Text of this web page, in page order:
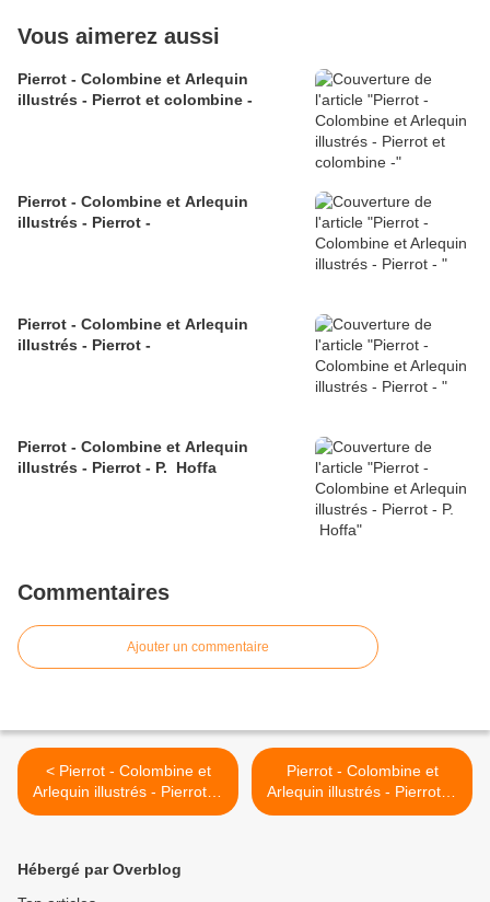
Vous aimerez aussi
Pierrot - Colombine et Arlequin
illustrés - Pierrot et colombine -
Pierrot - Colombine et Arlequin
illustrés - Pierrot -
Pierrot - Colombine et Arlequin
illustrés - Pierrot -
Pierrot - Colombine et Arlequin
illustrés - Pierrot - P. Hoffa
Commentaires
Ajouter un commentaire
< Pierrot - Colombine et
Arlequin illustrés - Pierrot et
colombine - Douky
Pierrot - Colombine et
Arlequin illustrés - Pierrot et
colombine - Douky >
Hébergé par Overblog